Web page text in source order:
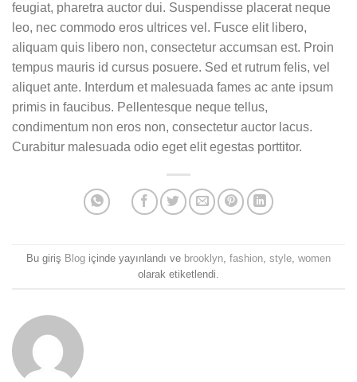
feugiat, pharetra auctor dui. Suspendisse placerat neque
leo, nec commodo eros ultrices vel. Fusce elit libero,
aliquam quis libero non, consectetur accumsan est. Proin
tempus mauris id cursus posuere. Sed et rutrum felis, vel
aliquet ante. Interdum et malesuada fames ac ante ipsum
primis in faucibus. Pellentesque neque tellus,
condimentum non eros non, consectetur auctor lacus.
Curabitur malesuada odio eget elit egestas porttitor.
Bu giriş Blog içinde yayınlandı ve brooklyn fashion style women
olarak etiketlendi.